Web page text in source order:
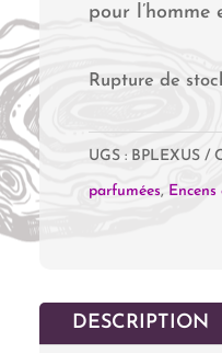
pour l’homme
Rupture de
UGS : BPLEXUS
parfumées,
DESCRIPTION